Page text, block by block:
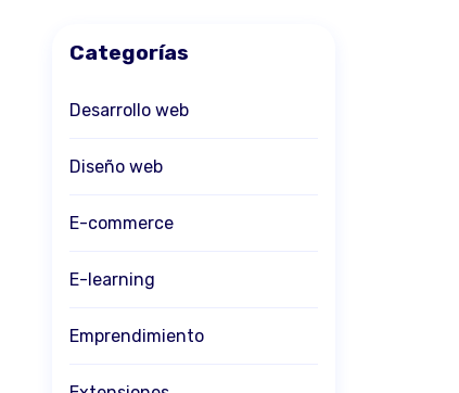
Categorías
Desarrollo web
Diseño web
E-commerce
E-learning
Emprendimiento